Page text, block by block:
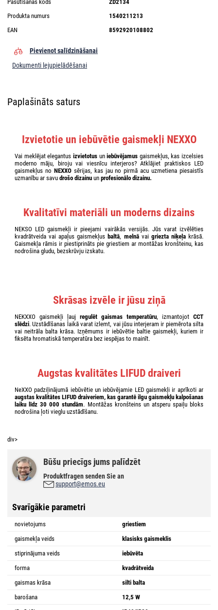
Pasūtīšanas kods
ZD2134
Produkta numurs
1540211213
EAN
8592920108802
Pievienot salīdzināšanai
Dokumenti lejupielādēšanai
Paplašināts saturs
Izvietotie un iebūvētie gaismekļi NEXXO
Vai meklējat elegantus izvietotusuniebūvējamus gaismekļus, kas izcelsies
moderno māju, biroju vai viesnīcu interjeros? Atklājiet praktiskos LED
gaismekļus no NEXXOsērijas, kas jau no pirmā acu uzmetiena piesaistīs
uzmanību ar savu drošo dizainu un profesionālo dizainu.
Kvalitatīvi materiāli un moderns dizains
NEKSO LED gaismekļi ir pieejami vairākās versijās. Jūs varat izvēlēties
kvadrātveida vai apaļus gaismekļus baltā, melnāvai griezta niķeļakrāsā.
Gaismekļa rāmis ir piestiprināts pie griestiem ar montāžas kronšteinu, kas
nodrošina gludu, bezskrūvju izskatu.
Skrāsas izvēle ir jūsu ziņā
NEKXXO gaismekļi ļauj regulēt gaismas temperatūru, izmantojot CCT
slēdzi. Uzstādīšanas laikā varat izlemt, vai jūsu interjeram ir piemērota silta
vai neitrāla balta krāsa. Izņēmums ir iebūvētie baltie gaismekļi, kuriem ir
fiksēta hromatiskā temperatūra bez iespējas to mainīt.
Augstas kvalitātes LIFUD draiveri
NeXXO padziļinājumā iebūvētie un iebūvējamie LED gaismekļi ir aprīkoti ar
augstas kvalitātes LIFUD draiveriem, kas garantē ilgu gaismekļu kalpošanas
laiku līdz 30 000 stundām. Montāžas kronšteins un atsperu spaiļu bloks
nodrošina ļoti vieglu uzstādīšanu.
div>
Būšu priecīgs jums palīdzēt
Produktfragen senden Sie an
support@emos.eu
Svarīgākie parametri
novietojums
griestiem
gaismekļa veids
klasisks gaismeklis
stiprinājuma veids
iebūvēta
forma
kvadrātveida
gaismas krāsa
silti balta
barošana
12,5 W